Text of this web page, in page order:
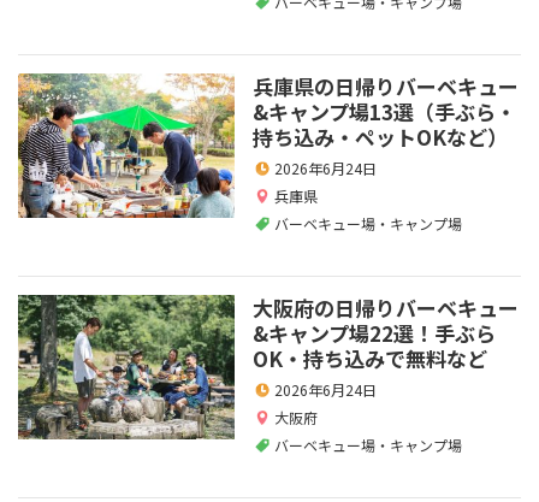
兵庫県の日帰りバーベキュー
&キャンプ場13選（手ぶら・
持ち込み・ペットOKなど）
2026年6月24日
兵庫県
バーベキュー場・キャンプ場
大阪府の日帰りバーベキュー
&キャンプ場22選！手ぶら
OK・持ち込みで無料など
2026年6月24日
大阪府
バーベキュー場・キャンプ場